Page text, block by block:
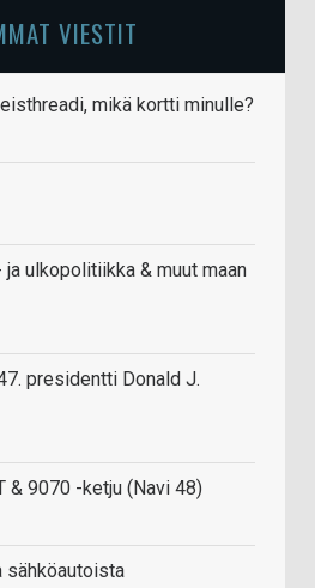
VIESTIT
mikä kortti minulle?
ulkopolitiikka & muut maan
presidentti Donald J.
& 9070 -ketju (Navi 48)
sähköautoista